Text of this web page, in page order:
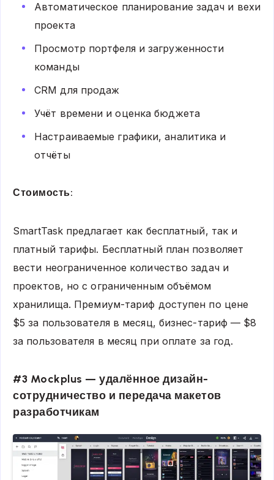
Автоматическое планирование задач и вехи
проекта
Просмотр портфеля и загруженности
команды
CRM для продаж
Учёт времени и оценка бюджета
Настраиваемые графики, аналитика и
отчёты
Стоимость:
SmartTask предлагает как бесплатный, так и
платный тарифы. Бесплатный план позволяет
вести неограниченное количество задач и
проектов, но с ограниченным объёмом
хранилища. Премиум-тариф доступен по цене
$5 за пользователя в месяц, бизнес-тариф — $8
за пользователя в месяц при оплате за год.
#3 Mockplus — удалённое дизайн-
сотрудничество и передача макетов
разработчикам